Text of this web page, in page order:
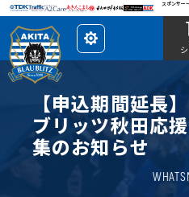
スポンサー
レ
イ
ア
を
カ
ス
タ
マ
イ
ズ
【申込期間延長
ブリッツ秋田応
集のお知らせ